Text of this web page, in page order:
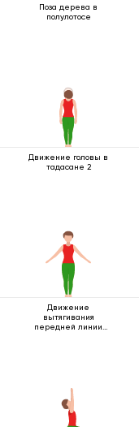
Поза дерева в
полулотосе
Движение головы в
тадасане 2
Движение
вытягивания
передней линии